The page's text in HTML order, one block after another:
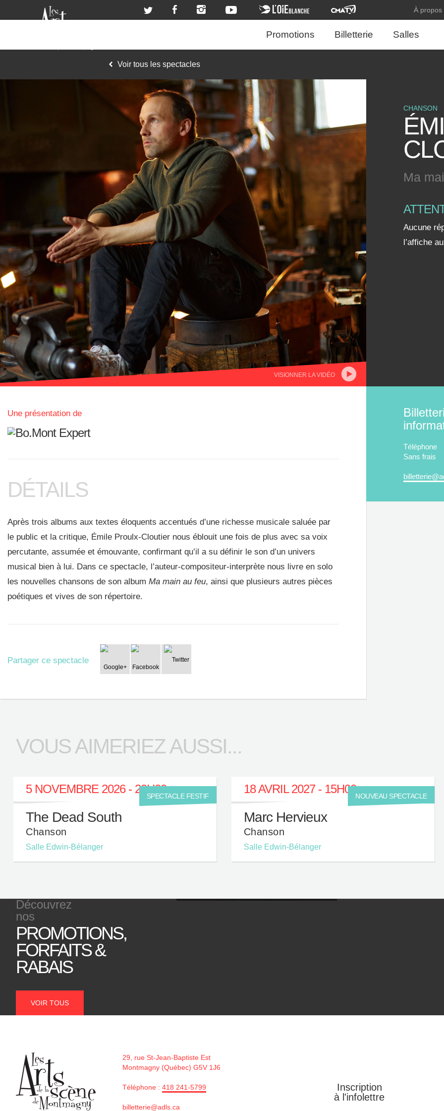
À propos
Promotions Billetterie Salles
Voir tous les spectacles
VISIONNER LA VIDÉO
CHANSON
Ma
Aucune
l’affiche
Une présentation de
DÉTAILS
Après trois albums aux textes éloquents accentués d’une richesse musicale saluée par
le public et la critique, Émile Proulx-Cloutier nous éblouit une fois de plus avec sa voix
percutante, assumée et émouvante, confirmant qu’il a su définir le son d’un univers
musical bien à lui. Dans ce spectacle, l’auteur-compositeur-interprète nous livre en solo
les nouvelles chansons de son album Ma main au feu, ainsi que plusieurs autres pièces
poétiques et vives de son répertoire.
Partager ce spectacle
Téléphone
Sans frais
VOUS AIMERIEZ AUSSI...
5 NOVEMBRE 2026 - 20H00
SPECTACLE FESTIF
The Dead South
Chanson
Salle Edwin-Bélanger
18 AVRIL 2027 - 15H00
NOUVEAU SPECTACLE
Marc Hervieux
Chanson
Salle Edwin-Bélanger
Découvrez
nos
PROMOTIONS,
FORFAITS &
RABAIS
VOIR TOUS
QUI SONT NOS
Inscription
à l'infolettre
29, rue St-Jean-Baptiste Est
Montmagny (Québec) G5V 1J6
Téléphone : 418 241-5799
billetterie@adls.ca